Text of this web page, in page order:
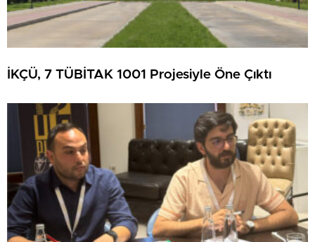
İKÇÜ, 7 TÜBİTAK 1001 Projesiyle Öne Çıktı